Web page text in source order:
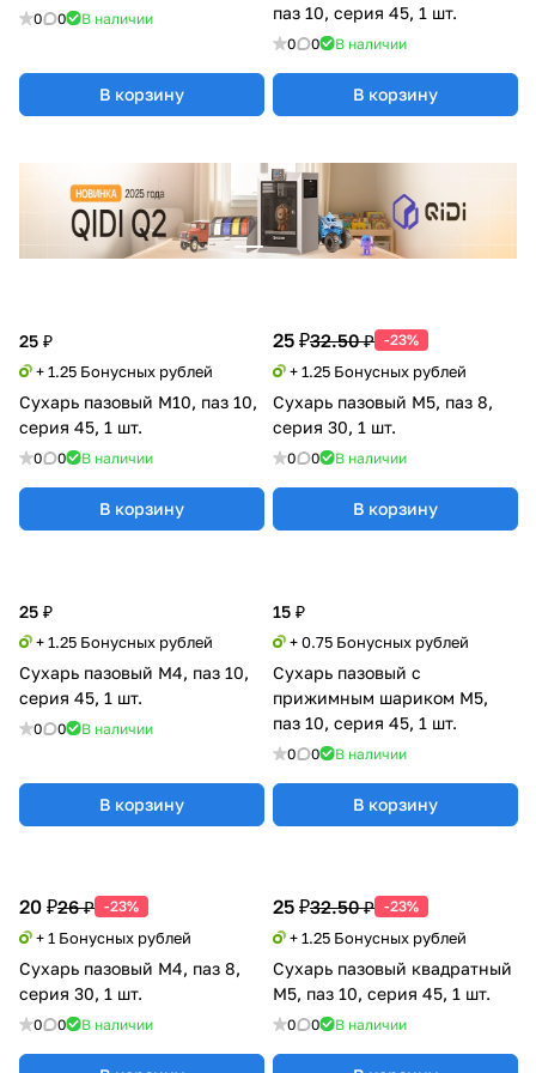
0 0 В наличии
В корзину
паз 10, серия 45, 1 шт.
0 0 В наличии
В корзину
25 ₽
+ 1.25 Бонусных рублей
Сухарь пазовый M10, паз 10,
серия 45, 1 шт.
0 0 В наличии
В корзину
25 ₽32.50 ₽ -23%
+ 1.25 Бонусных рублей
Сухарь пазовый М5, паз 8,
серия 30, 1 шт.
0 0 В наличии
В корзину
25 ₽
+ 1.25 Бонусных рублей
Сухарь пазовый M4, паз 10,
серия 45, 1 шт.
0 0 В наличии
В корзину
15 ₽
+ 0.75 Бонусных рублей
Сухарь пазовый с
прижимным шариком М5,
паз 10, серия 45, 1 шт.
0 0 В наличии
В корзину
20 ₽26 ₽ -23%
+ 1 Бонусных рублей
Сухарь пазовый М4, паз 8,
серия 30, 1 шт.
0 0 В наличии
25 ₽32.50 ₽ -23%
+ 1.25 Бонусных рублей
Сухарь пазовый квадратный
M5, паз 10, серия 45, 1 шт.
0 0 В наличии